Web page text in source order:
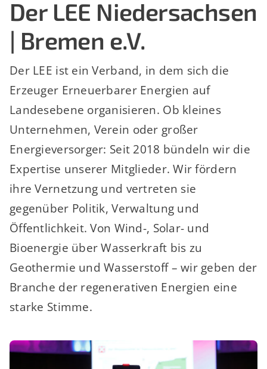
Der LEE Niedersachsen
| Bremen e.V.
Der LEE ist ein Verband, in dem sich die
Erzeuger Erneuerbarer Energien auf
Landesebene organisieren. Ob kleines
Unternehmen, Verein oder großer
Energieversorger: Seit 2018 bündeln wir die
Expertise unserer Mitglieder. Wir fördern
ihre Vernetzung und vertreten sie
gegenüber Politik, Verwaltung und
Öffentlichkeit. Von Wind-, Solar- und
Bioenergie über Wasserkraft bis zu
Geothermie und Wasserstoff – wir geben der
Branche der regenerativen Energien eine
starke Stimme.